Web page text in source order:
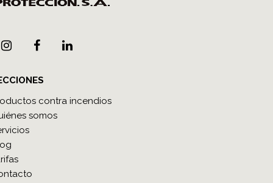
contra incendios
somos